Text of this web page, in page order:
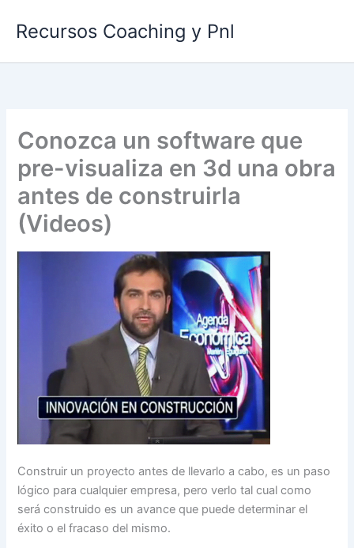
Recursos Coaching y Pnl
Conozca un software que
pre-visualiza en 3d una obra
antes de construirla
(Videos)
Construir un proyecto antes de llevarlo a cabo, es un paso
lógico para cualquier empresa, pero verlo tal cual como
será construido es un avance que puede determinar el
éxito o el fracaso del mismo.